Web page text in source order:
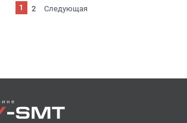
1 2 Следующая